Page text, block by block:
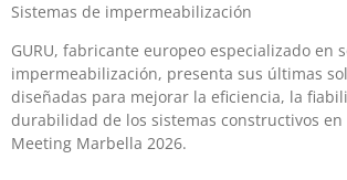
Sistemas de impermeabilización
GURU, fabricante europeo especializado en
impermeabilización, presenta sus últimas
diseñadas para mejorar la eficiencia, la
durabilidad de los sistemas constructivos en
Meeting Marbella 2026.